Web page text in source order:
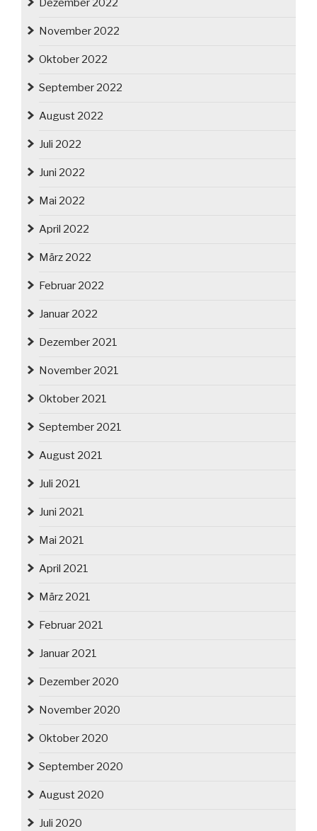
Dezember 2022
November 2022
Oktober 2022
September 2022
August 2022
Juli 2022
Juni 2022
Mai 2022
April 2022
März 2022
Februar 2022
Januar 2022
Dezember 2021
November 2021
Oktober 2021
September 2021
August 2021
Juli 2021
Juni 2021
Mai 2021
April 2021
März 2021
Februar 2021
Januar 2021
Dezember 2020
November 2020
Oktober 2020
September 2020
August 2020
Juli 2020